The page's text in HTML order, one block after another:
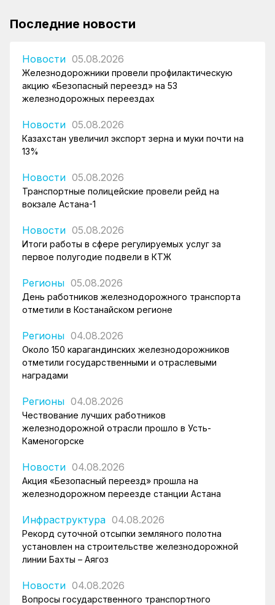
Последние новости
Новости 05.08.2026
Железнодорожники провели профилактическую
акцию «Безопасный переезд» на 53
железнодорожных переездах
Новости 05.08.2026
Казахстан увеличил экспорт зерна и муки почти на
13%
Новости 05.08.2026
Транспортные полицейские провели рейд на
вокзале Астана-1
Новости 05.08.2026
Итоги работы в сфере регулируемых услуг за
первое полугодие подвели в КТЖ
Регионы 05.08.2026
День работников железнодорожного транспорта
отметили в Костанайском регионе
Регионы 04.08.2026
Около 150 карагандинских железнодорожников
отметили государственными и отраслевыми
наградами
Регионы 04.08.2026
Чествование лучших работников
железнодорожной отрасли прошло в Усть-
Каменогорске
Новости 04.08.2026
Акция «Безопасный переезд» прошла на
железнодорожном переезде станции Астана
Инфраструктура 04.08.2026
Рекорд суточной отсыпки земляного полотна
установлен на строительстве железнодорожной
линии Бахты – Аягоз
Новости 04.08.2026
Вопросы государственного транспортного